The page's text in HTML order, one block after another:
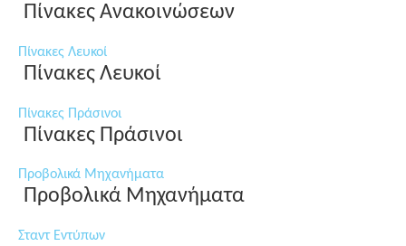
Πίνακες Ανακοινώσεων
Πίνακες Λευκοί
Πίνακες Λευκοί
Πίνακες Πράσινοι
Πίνακες Πράσινοι
Προβολικά Μηχανήματα
Προβολικά Μηχανήματα
Σταντ Εντύπων